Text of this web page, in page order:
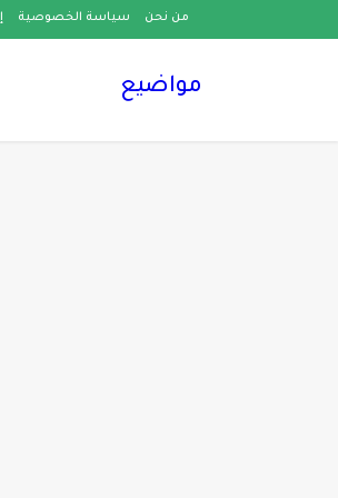
من نحن سياسة الخصوصية
مواضيع